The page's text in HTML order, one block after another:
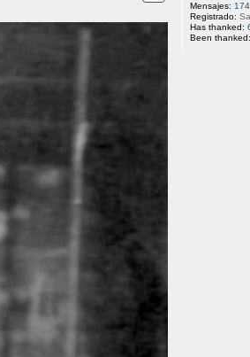
Mensajes: 174
Registrado:
Has thanked:
Been thanked: